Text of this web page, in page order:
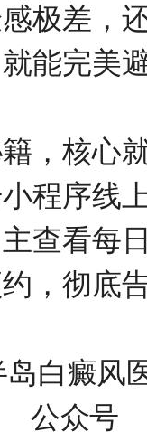
极差，
能完美
，核心
程序线
查看每
，彻底